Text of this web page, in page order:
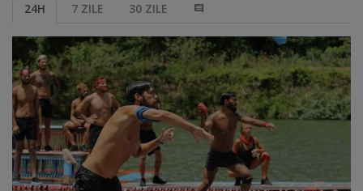
24H 7 ZILE 30 ZILE